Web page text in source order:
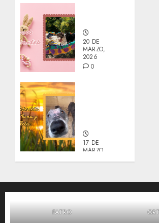
20 DE
MARZO,
2026
0
17 DE
MARZO,
FATRO